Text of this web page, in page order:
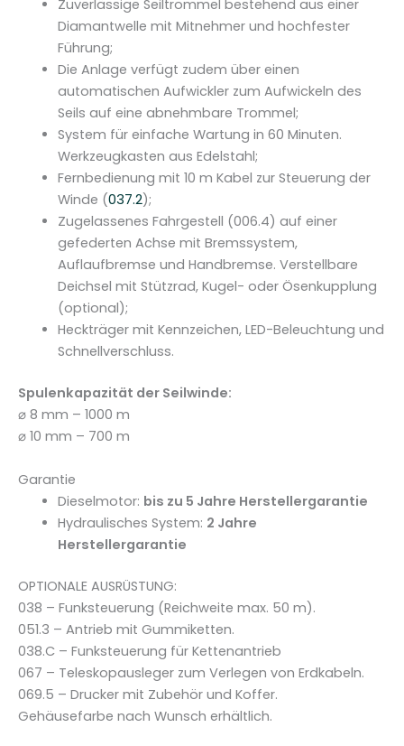
Zuverlässige Seiltrommel bestehend aus einer
Diamantwelle mit Mitnehmer und hochfester
Führung;
Die Anlage verfügt zudem über einen
automatischen Aufwickler zum Aufwickeln des
Seils auf eine abnehmbare Trommel;
System für einfache Wartung in 60 Minuten.
Werkzeugkasten aus Edelstahl;
Fernbedienung mit 10 m Kabel zur Steuerung der
Winde (037.2);
Zugelassenes Fahrgestell (006.4) auf einer
gefederten Achse mit Bremssystem,
Auflaufbremse und Handbremse. Verstellbare
Deichsel mit Stützrad, Kugel- oder Ösenkupplung
(optional);
Heckträger mit Kennzeichen, LED-Beleuchtung und
Schnellverschluss.
Spulenkapazität der Seilwinde:
⌀ 8 mm – 1000 m
⌀ 10 mm – 700 m
Garantie
Dieselmotor: bis zu 5 Jahre Herstellergarantie
Hydraulisches System: 2 Jahre
Herstellergarantie
OPTIONALE AUSRÜSTUNG:
038 – Funksteuerung (Reichweite max. 50 m).
051.3 – Antrieb mit Gummiketten.
038.C – Funksteuerung für Kettenantrieb
067 – Teleskopausleger zum Verlegen von Erdkabeln.
069.5 – Drucker mit Zubehör und Koffer.
Gehäusefarbe nach Wunsch erhältlich.